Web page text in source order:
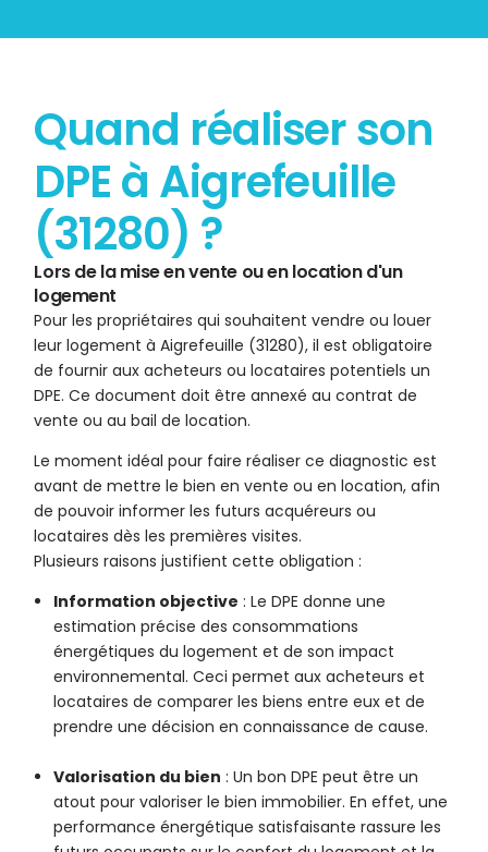
Quand réaliser son
DPE à Aigrefeuille
(31280) ?
Lors de la mise en vente ou en location d'un
logement
Pour les propriétaires qui souhaitent vendre ou louer
leur logement à Aigrefeuille (31280), il est obligatoire
de fournir aux acheteurs ou locataires potentiels un
DPE. Ce document doit être annexé au contrat de
vente ou au bail de location.
Le moment idéal pour faire réaliser ce diagnostic est
avant de mettre le bien en vente ou en location, afin
de pouvoir informer les futurs acquéreurs ou
locataires dès les premières visites.
Plusieurs raisons justifient cette obligation :
Information objective : Le DPE donne une
estimation précise des consommations
énergétiques du logement et de son impact
environnemental. Ceci permet aux acheteurs et
locataires de comparer les biens entre eux et de
prendre une décision en connaissance de cause.
Valorisation du bien : Un bon DPE peut être un
atout pour valoriser le bien immobilier. En effet, une
performance énergétique satisfaisante rassure les